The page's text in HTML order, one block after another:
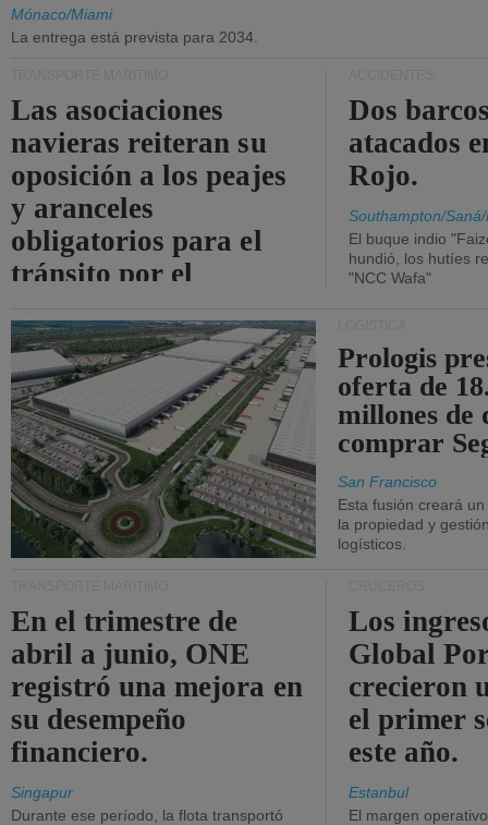
Mónaco/Miami
La entrega está prevista para 2034.
Las asociaciones
navieras reiteran su
oposición a los peajes
y aranceles
obligatorios para el
tránsito por el
Dos
atacados
Rojo.
Southampton/
El buque indio
hundió, los hutíes
"NCC Wafa"
Prologis
oferta de
millones de
comprar
San Francisco
Esta fusión creará
la propiedad y
logísticos.
En el trimestre de
abril a junio, ONE
registró una mejora en
su desempeño
financiero.
Singapur
Durante ese período, la flota transportó
Los
Global
crecieron
el primer
este año.
Estanbul
El margen